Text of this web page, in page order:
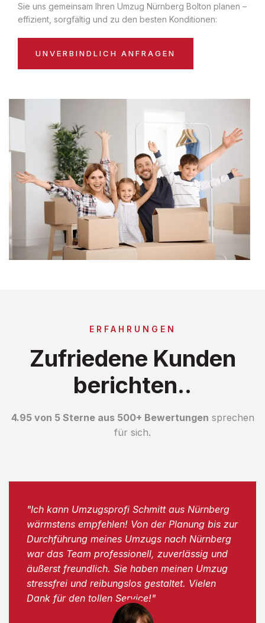
Sie uns gemeinsam Ihren Umzug Nürnberg Bolton planen –
effizient, sorgfältig und zu den besten Konditionen:
UNVERBINDLICH ANFRAGEN
ERFAHRUNGEN
Zufriedene Kunden
berichten..
4.95 von 5 Sterne aus 500+ Bewertungen sprechen
für sich.
"Ich kann Umzugsprofi Schmitt aus Nürnberg
wärmstens empfehlen! Von der Planung bis zur
Durchführung meines Umzugs nach Nürnberg
war das Team professionell, zuverlässig und
äußerst freundlich. Sie haben meinen Umzug
stressfrei und reibungslos gestaltet. Vielen
Dank für den tollen Service!"